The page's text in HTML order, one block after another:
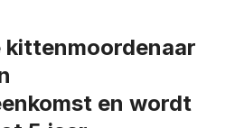
kittenmoordenaar
en wordt